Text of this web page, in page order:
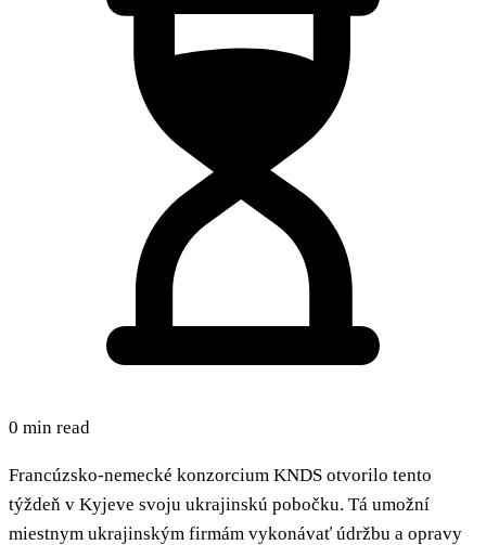
0 min read
Francúzsko-nemecké konzorcium KNDS otvorilo tento
týždeň v Kyjeve svoju ukrajinskú pobočku. Tá umožní
miestnym ukrajinským firmám vykonávať údržbu a opravy